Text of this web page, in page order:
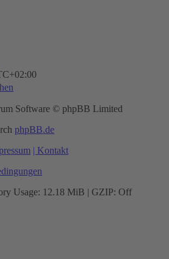
Software © phpBB Limited
phpBB.de
| Kontakt
Usage: 12.18 MiB | GZIP: Off